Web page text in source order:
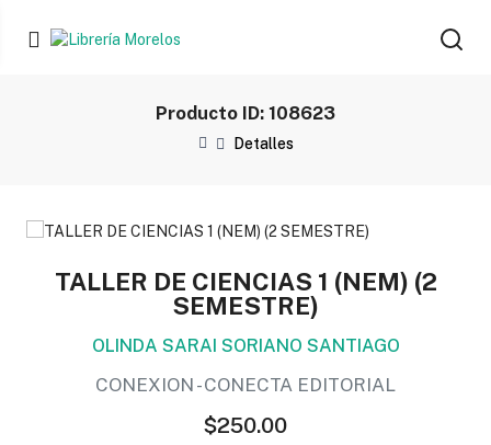
Producto ID: 108623
Detalles
TALLER DE CIENCIAS 1 (NEM) (2
SEMESTRE)
OLINDA SARAI SORIANO SANTIAGO
CONEXION - CONECTA EDITORIAL
$250.00